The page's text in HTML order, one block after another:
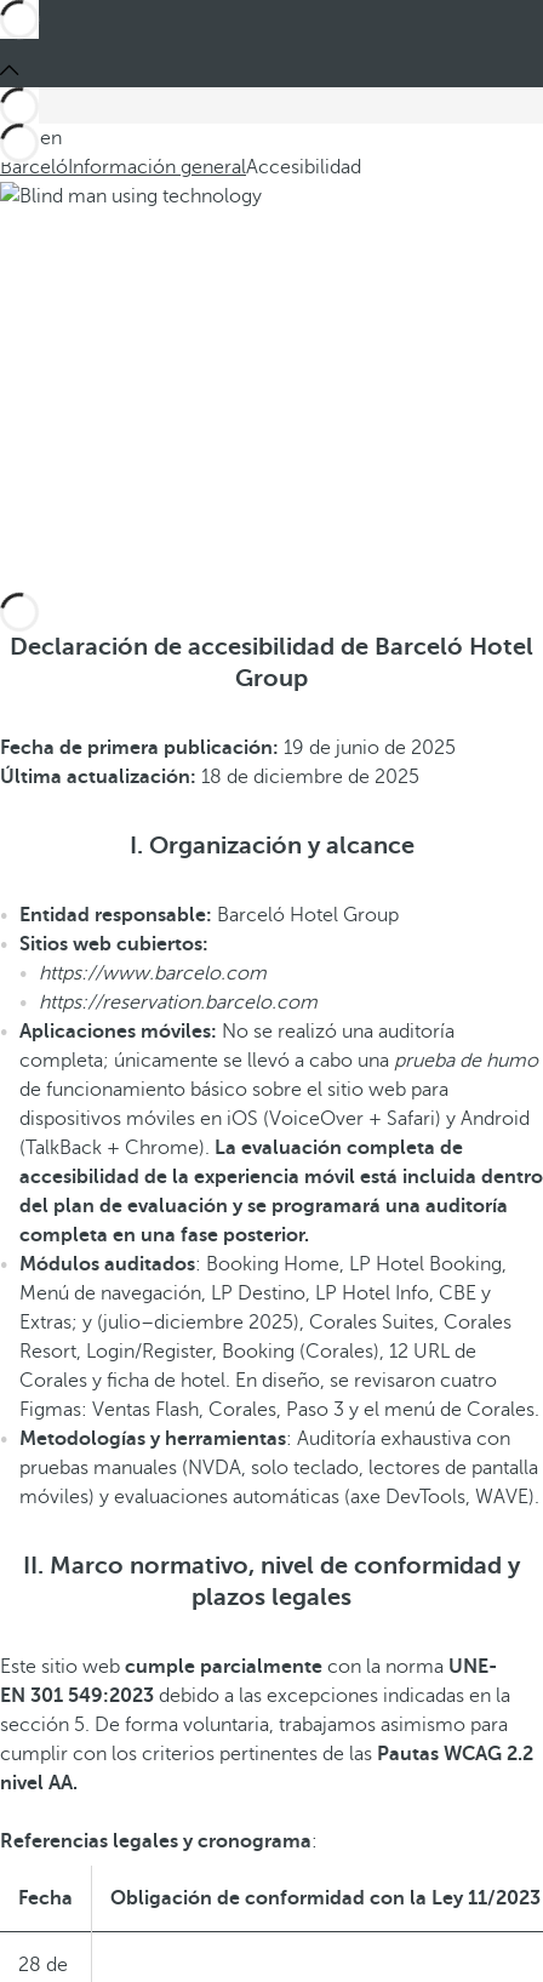
Está en
Barceló Información generalAccesibilidad
Declaración de accesibilidad de Barceló Hotel
Group
Fecha de primera publicación: 19 de junio de 2025
Última actualización: 18 de diciembre de 2025
I. Organización y alcance
Entidad responsable: Barceló Hotel Group
Sitios web cubiertos:
https://www.barcelo.com
https://reservation.barcelo.com
Aplicaciones móviles: No se realizó una auditoría
completa; únicamente se llevó a cabo una prueba de humo
de funcionamiento básico sobre el sitio web para
dispositivos móviles en iOS (VoiceOver + Safari) y Android
(TalkBack + Chrome). La evaluación completa de
accesibilidad de la experiencia móvil está incluida dentro
del plan de evaluación y se programará una auditoría
completa en una fase posterior.
Módulos auditados: Booking Home, LP Hotel Booking,
Menú de navegación, LP Destino, LP Hotel Info, CBE y
Extras; y (julio–diciembre 2025), Corales Suites, Corales
Resort, Login/Register, Booking (Corales), 12 URL de
Corales y ficha de hotel. En diseño, se revisaron cuatro
Figmas: Ventas Flash, Corales, Paso 3 y el menú de Corales.
Metodologías y herramientas: Auditoría exhaustiva con
pruebas manuales (NVDA, solo teclado, lectores de pantalla
móviles) y evaluaciones automáticas (axe DevTools, WAVE).
II. Marco normativo, nivel de conformidad y
plazos legales
Este sitio web cumple parcialmente con la norma UNE-
EN 301 549:2023 debido a las excepciones indicadas en la
sección 5. De forma voluntaria, trabajamos asimismo para
cumplir con los criterios pertinentes de las Pautas WCAG 2.2
nivel AA.
Referencias legales y cronograma:
Fecha Obligación de conformidad con la Ley 11/
28 de